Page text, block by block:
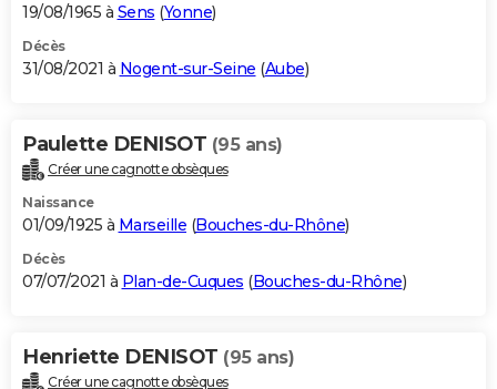
19/08/1965 à Sens (Yonne)
Décès
31/08/2021 à Nogent-sur-Seine (Aube)
Paulette DENISOT (95 ans)
Créer une cagnotte obsèques
Naissance
01/09/1925 à Marseille (Bouches-du-Rhône)
Décès
07/07/2021 à Plan-de-Cuques (Bouches-du-Rhône)
Henriette DENISOT (95 ans)
Créer une cagnotte obsèques